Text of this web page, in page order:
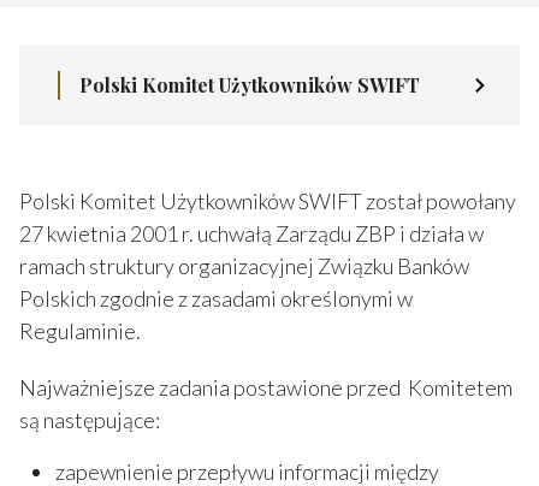
Polski Komitet Użytkowników SWIFT
Polski Komitet Użytkowników SWIFT został powołany
27 kwietnia 2001 r. uchwałą Zarządu ZBP i działa w
ramach struktury organizacyjnej Związku Banków
Polskich zgodnie z zasadami określonymi w
Regulaminie.
Najważniejsze zadania postawione przed Komitetem
są następujące:
zapewnienie przepływu informacji między